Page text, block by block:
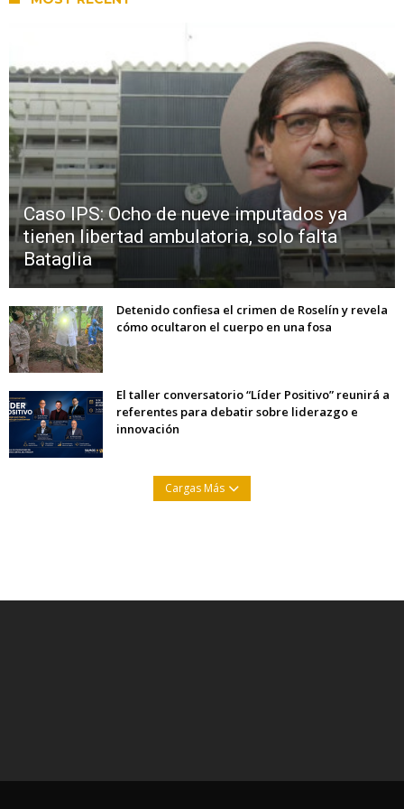
Caso IPS: Ocho de nueve imputados ya
tienen libertad ambulatoria, solo falta
Bataglia
Detenido confiesa el crimen de Roselín y revela
cómo ocultaron el cuerpo en una fosa
El taller conversatorio “Líder Positivo” reunirá a
referentes para debatir sobre liderazgo e
innovación
Cargas Más